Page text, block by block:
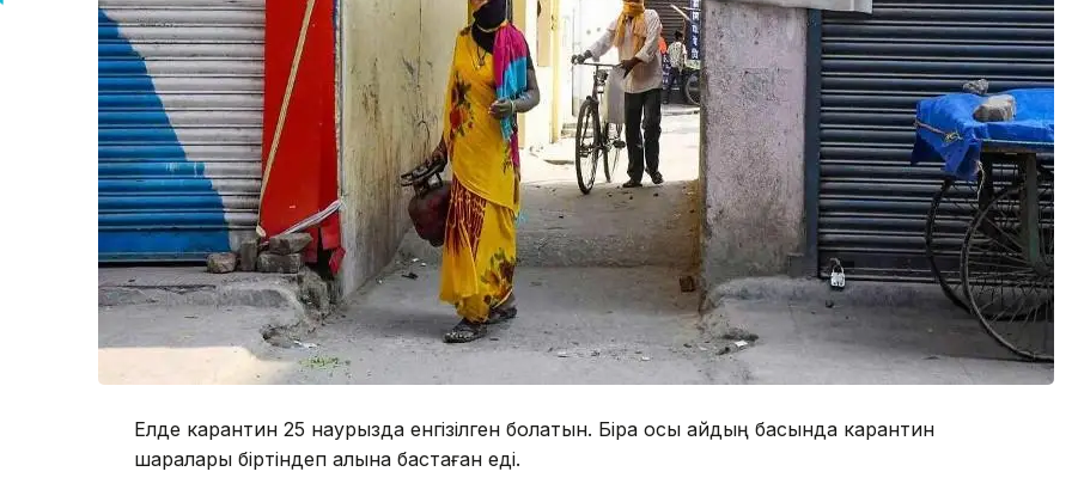
Елде карантин 25 наурызда енгізілген болатын. Бірақ осы айдың басында карантин
шаралары біртіндеп алына бастаған еді.